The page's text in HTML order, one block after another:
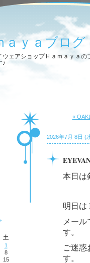
ａｙａブログ
ウェアショップＨａｍａｙａ
♪
土
1
8
15
«
2026年7月 8日 (
本日は
明日は
メー
す。
ご迷惑
す。